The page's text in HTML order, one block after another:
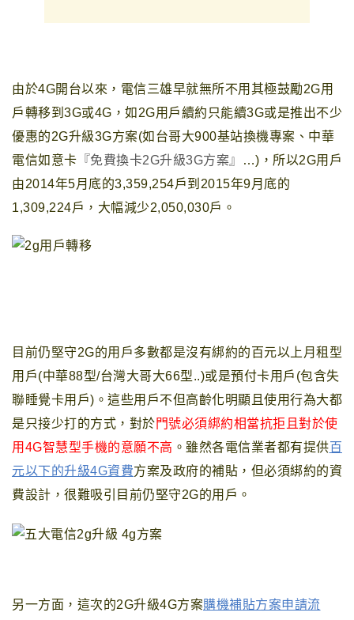
由於4G開台以來，電信三雄早就無所不用其極鼓勵2G用
戶轉移到3G或4G ， 如2G用戶續約只能續3G或是推出不少
優惠的2G升級3G方案(如台哥大900基站換機專案 、中華
電信如意卡 『免費換卡2G升級3G方案』 …)，所以2G用戶
由2014年5月底的3,359,254戶到2015年9月底的
1,309,224戶，大幅減少2,050,030戶。
目前仍堅守2G的用戶多數都是沒有綁約的百元以上月租型
用戶(中華88型/台灣大哥大66型..)或是預付卡用戶(包含失
聯睡覺卡用戶) 。 這些用戶不但高齡化明顯且 使用行為大都
是只接少打的方式， 對於門號必須綁約相當抗拒且對於使
用4G智慧型手機的意願不高 。 雖然各電信業者都有提供百
元以下的升級4G資費方案及政府的補貼，但必須綁約的資
費設計，很難吸引目前仍堅守2G的用戶 。
另一方面 ，這次的2G升級4G方案購機補貼方案申請流